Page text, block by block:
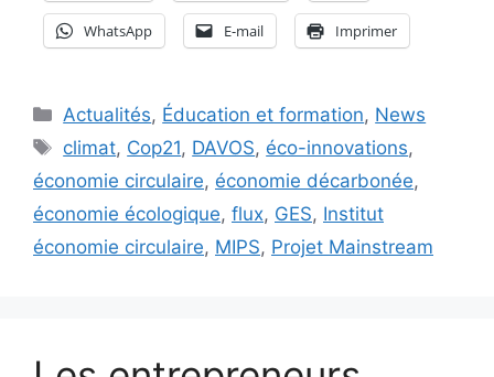
WhatsApp E-mail Imprimer
Catégories
Actualités, Éducation et formation, News
Étiquettes
climat, Cop21, DAVOS, éco-innovations,
économie circulaire, économie décarbonée,
économie écologique, flux, GES, Institut
économie circulaire, MIPS, Projet Mainstream